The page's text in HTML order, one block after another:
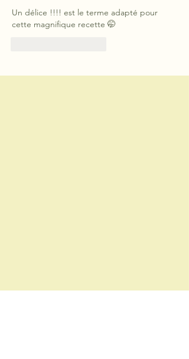
Un délice !!!! est le terme adapté pour
cette magnifique recette 🤭